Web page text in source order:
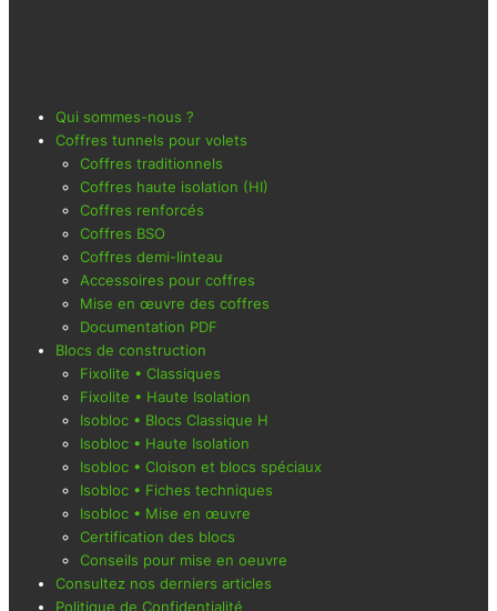
Qui sommes-nous ?
Coffres tunnels pour volets
Coffres traditionnels
Coffres haute isolation (HI)
Coffres renforcés
Coffres BSO
Coffres demi-linteau
Accessoires pour coffres
Mise en œuvre des coffres
Documentation PDF
Blocs de construction
Fixolite • Classiques
Fixolite • Haute Isolation
Isobloc • Blocs Classique H
Isobloc • Haute Isolation
Isobloc • Cloison et blocs spéciaux
Isobloc • Fiches techniques
Isobloc • Mise en œuvre
Certification des blocs
Conseils pour mise en oeuvre
Consultez nos derniers articles
Politique de Confidentialité